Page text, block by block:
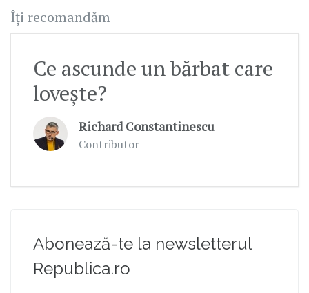
Îți recomandăm
Ce ascunde un bărbat care
lovește?
Richard Constantinescu
Contributor
Abonează-te la newsletterul
Republica.ro